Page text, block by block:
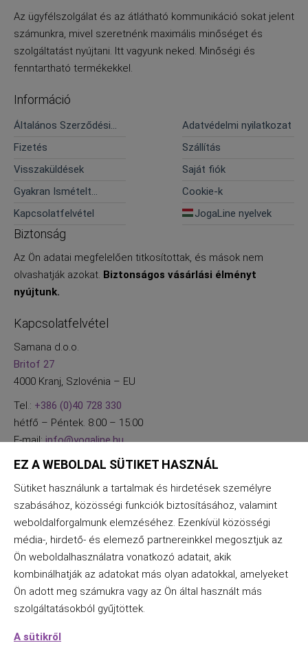
Az ügyfélszolgálat és az átlátható kommunikáció sokat jelent
számunkra, mivel szeretnénk maximális minőséget és
szolgáltatást nyújtani. Itt vagyunk neked. Minőségi és
fenntartható termékekkel.
Információ
Általános Szerződési
Adatvédelmi nyilatkozat
Fizetés
Szállítás
Visszaküldések
Saját fiók
Gyakran Ismételt
Cookie-k
Kapcsolatfelvétel
JogaLine nyelvek
Biztonság
Az Ön adatai megfelelően titkosítottak, és mások nem
olvashatják azokat. Biztonságos vásárlási élményt
nyújtunk.
Kapcsolatfelvétel
Samana d.o.o.
Britof 27
4000 Kranj, Szlovénia – EU
Tel.: +386 (0)40 728 330
hétfő – Péntek. 8:00 – 15:00
E-mail:info@yogaline.hu
EZ A WEBOLDAL SÜTIKET HASZNÁL
Sütiket használunk a tartalmak és hirdetések személyre
szabásához, közösségi funkciók biztosításához, valamint
weboldalforgalmunk elemzéséhez. Ezenkívül közösségi
média-, hirdető- és elemező partnereinkkel megosztjuk az
Ön weboldalhasználatra vonatkozó adatait, akik
kombinálhatják az adatokat más olyan adatokkal, amelyeket
Ön adott meg számukra vagy az Ön által használt más
szolgáltatásokból gyűjtöttek.
A sütikről